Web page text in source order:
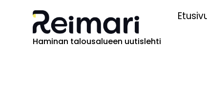
Haminan talousalueen uutislehti